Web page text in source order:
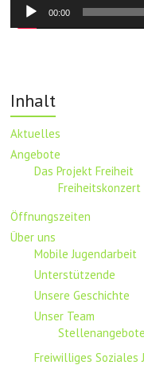
00:00
Inhalt
Aktuelles
Angebote
Das Projekt Freiheit
Freiheitskonzert
Öffnungszeiten
Über uns
Mobile Jugendarbeit
Unterstützende
Unsere Geschichte
Unser Team
Stellenangebote
Freiwilliges Soziales